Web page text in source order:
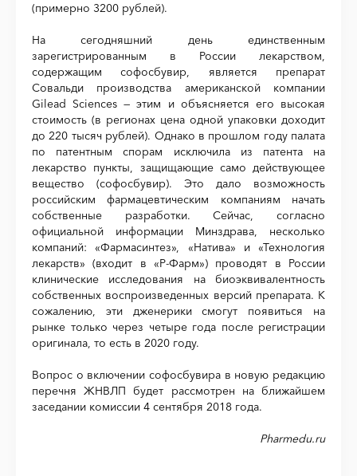
(примерно 3200 рублей).
На сегодняшний день единственным
зарегистрированным в России лекарством,
содержащим софосбувир, является препарат
Совальди производства американской компании
Gilead Sciences — этим и объясняется его высокая
стоимость (в регионах цена одной упаковки доходит
до 220 тысяч рублей). Однако в прошлом году палата
по патентным спорам исключила из патента на
лекарство пункты, защищающие само действующее
вещество (софосбувир). Это дало возможность
российским фармацевтическим компаниям начать
собственные разработки. Сейчас, согласно
официальной информации Минздрава, несколько
компаний: «Фармасинтез», «Натива» и «Технология
лекарств» (входит в «Р-Фарм») проводят в России
клинические исследования на биоэквивалентность
собственных воспроизведенных версий препарата. К
сожалению, эти дженерики смогут появиться на
рынке только через четыре года после регистрации
оригинала, то есть в 2020 году.
Вопрос о включении софосбувира в новую редакцию
перечня ЖНВЛП будет рассмотрен на ближайшем
заседании комиссии 4 сентября 2018 года.
Pharmedu.ru